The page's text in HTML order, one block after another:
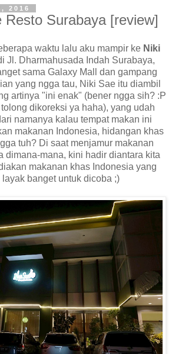
2016
Resto Surabaya [review]
waktu lalu aku mampir ke Niki
Jl. Dharmahusada Indah Surabaya,
sama Galaxy Mall dan gampang
yang ngga tau, Niki Sae itu diambil
artinya "ini enak" (bener ngga sih? :P
dikoreksi ya haha), yang udah
namanya kalau tempat makan ini
makanan Indonesia, hidangan khas
tuh? Di saat menjamur makanan
dimana-mana, kini hadir diantara kita
makanan khas Indonesia yang
layak banget untuk dicoba ;)